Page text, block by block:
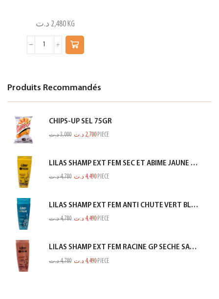
2,480 د.ت KG
Produits Recommandés
CHIPS-UP SEL 75GR
3,000د.ت 2,700 د.ت PIECE
LILAS SHAMP EXT FEM SEC ET ABIME JAUNE 350ML
4,780د.ت 4,490 د.ت PIECE
LILAS SHAMP EXT FEM ANTI CHUTE VERT BLEUTE 350ML
4,780د.ت 4,490 د.ت PIECE
LILAS SHAMP EXT FEM RACINE GP SECHE SAUMON 350ML
4,780د.ت 4,490 د.ت PIECE